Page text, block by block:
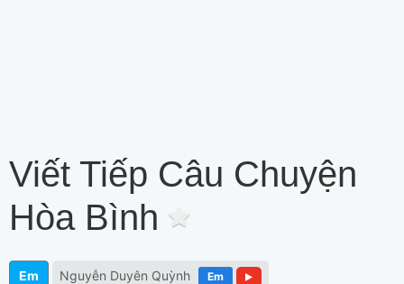
Viết Tiếp Câu Chuyện
Hòa Bình
Em Nguyễn Duyên Quỳnh Em